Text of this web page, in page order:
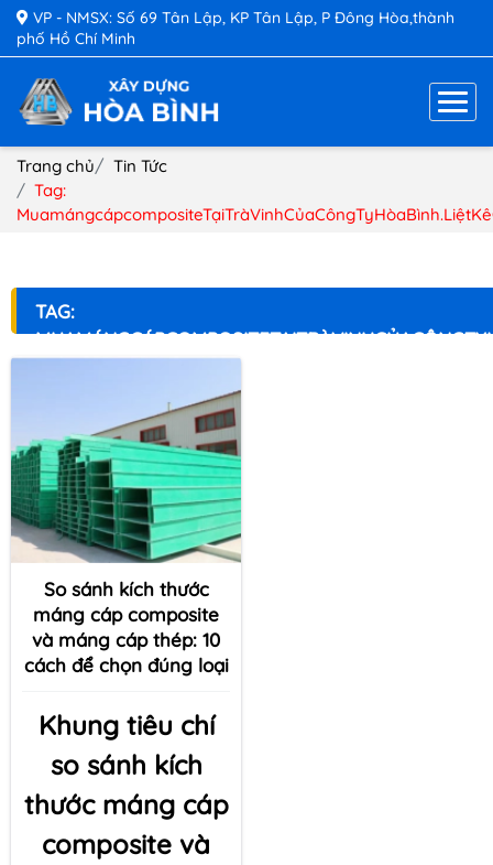
VP - NMSX: Số 69 Tân Lập, KP Tân Lập, P Đông Hòa,thành
phố Hồ Chí Minh
Trang chủ
Tin Tức
Tag:
TAG:
So sánh kích thước
máng cáp composite
và máng cáp thép: 10
cách để chọn đúng loại
Khung tiêu chí
so sánh kích
thước máng cáp
composite và